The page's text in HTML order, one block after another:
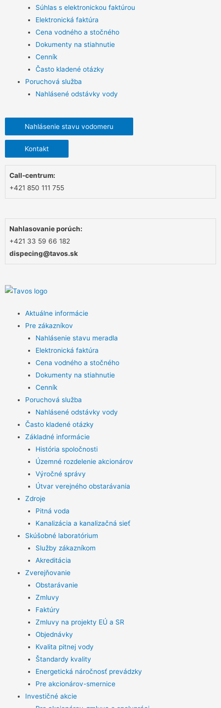
Súhlas s elektronickou faktúrou
Elektronická faktúra
Cena vodného a stočného
Dokumenty na stiahnutie
Cenník
Často kladené otázky
Poruchová služba
Nahlásené odstávky vody
Nahlásenie stavu vodomeru
Kontakt
Call-centrum:
+421 850 111 755
Nahlasovanie porúch:
+421 33 59 66 182
dispecing@tavos.sk
Aktuálne informácie
Pre zákazníkov
Nahlásenie stavu meradla
Elektronická faktúra
Cena vodného a stočného
Dokumenty na stiahnutie
Cenník
Poruchová služba
Nahlásené odstávky vody
Často kladené otázky
Základné informácie
História spoločnosti
Územné rozdelenie akcionárov
Výročné správy
Útvar verejného obstarávania
Zdroje
Pitná voda
Kanalizácia a kanalizačná sieť
Skúšobné laboratórium
Služby zákazníkom
Akreditácia
Zverejňovanie
Obstarávanie
Zmluvy
Faktúry
Zmluvy na projekty EÚ a SR
Objednávky
Kvalita pitnej vody
Štandardy kvality
Energetická náročnosť prevádzky
Pre akcionárov-smernice
Investičné akcie